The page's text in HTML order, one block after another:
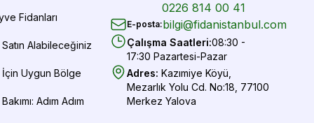
Fidanları
Alabileceğiniz
İçin Uygun Bölge
Adım Adım
0226 814 00 41
E-posta:bilgi@fidanistanbul.com
Çalışma Saatleri:08:30 -
17:30 Pazartesi-Pazar
Adres: Kazımiye Köyü,
Mezarlık Yolu Cd. No:18, 77100
Merkez Yalova